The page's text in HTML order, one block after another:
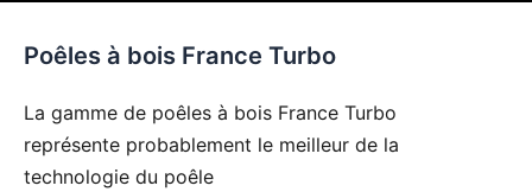
Poêles à bois France Turbo
La gamme de poêles à bois France Turbo
représente probablement le meilleur de la
technologie du poêle